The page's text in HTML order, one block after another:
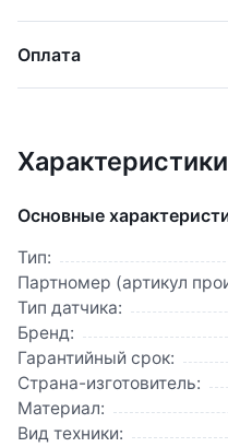
Оплата
Характеристики
Основные
Тип:
Партномер (артикул
Тип датчика:
Бренд:
Гарантийный срок:
Страна-изготовитель:
Материал:
Вид техники: